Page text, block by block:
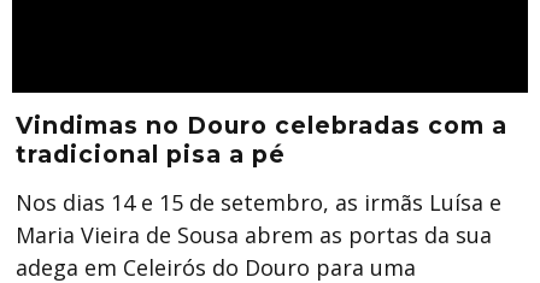
Vindimas no Douro celebradas com a
tradicional pisa a pé
Nos dias 14 e 15 de setembro, as irmãs Luísa e
Maria Vieira de Sousa abrem as portas da sua
adega em Celeirós do Douro para uma